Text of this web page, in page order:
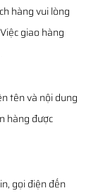
hàng vui lòng
giao hàng
tên và nội dung
hàng được
gọi điện đến